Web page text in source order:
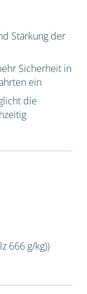
Stärkung der
Sicherheit in
ein
die
666 g/kg))